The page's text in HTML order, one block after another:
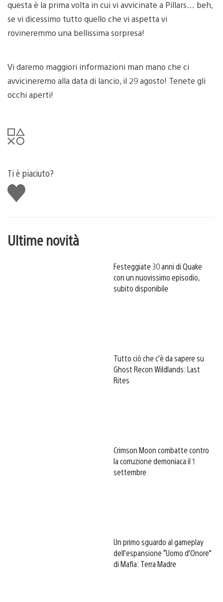
questa è la prima volta in cui vi avvicinate a Pillars… beh,
se vi dicessimo tutto quello che vi aspetta vi
rovineremmo una bellissima sorpresa!
Vi daremo maggiori informazioni man mano che ci
avvicineremo alla data di lancio, il 29 agosto! Tenete gli
occhi aperti!
Ti è piaciuto?
Mi
piace
Ultime novità
Festeggiate 30 anni di Quake
con un nuovissimo episodio,
subito disponibile
Tutto ciò che c’è da sapere su
Ghost Recon Wildlands: Last
Rites
Crimson Moon combatte contro
la corruzione demoniaca il 1
settembre
Un primo sguardo al gameplay
dell’espansione “Uomo d’Onore”
di Mafia: Terra Madre